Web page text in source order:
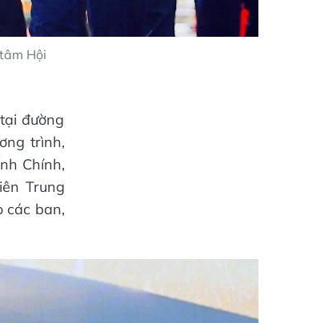
Hội
đường
trình,
Chính,
Trung
các ban,